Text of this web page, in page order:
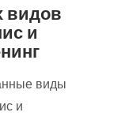
видов
и
виды
и